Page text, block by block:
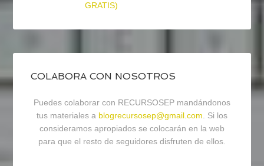
GRATIS)
COLABORA CON NOSOTROS
Puedes colaborar con RECURSOSEP mandándonos
tus materiales a blogrecursosep@gmail.com. Si los
consideramos apropiados se colocarán en la web
para que el resto de seguidores disfruten de ellos.